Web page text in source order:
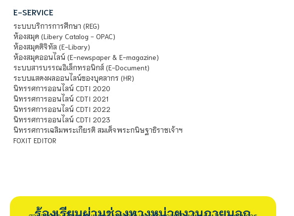
E-SERVICE
ระบบบริการการศึกษา (REG)
ห้องสมุด (Libery Catalog - OPAC)
ห้องสมุดดิจิทัล (E-Libary)
ห้องสมุดออนไลน์ (E-newspaper & E-magazine)
ระบบสารบรรณอิเล็กทรอนิกส์ (E-Document)
ระบบแสดงผลออนไลน์ของบุคลากร (HR)
นิทรรศการออนไลน์ CDTI 2020
นิทรรศการออนไลน์ CDTI 2021
นิทรรศการออนไลน์ CDTI 2022
นิทรรศการออนไลน์ CDTI 2023
นิทรรศการเฉลิมพระเกียรติ สมเด็จพระกนิษฐาธิราชเจ้าฯ
FOXIT EDITOR
ร้องเรียนผ่านช่องทางหน่วยงานภายนอก